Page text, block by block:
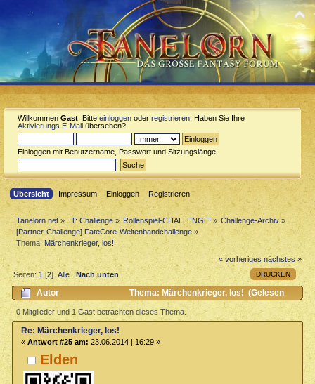
Willkommen Gast . Bitte einloggen oder registrieren . Haben Sie Ihre
Aktivierungs E-Mail übersehen?
Einloggen mit Benutzername, Passwort und Sitzungslänge
Übersicht Impressum Einloggen Registrieren
Tanelorn.net » :T: Challenge» Rollenspiel-CHALLENGE! » Challenge-Archiv »
[Partner-Challenge] FateCore-Weltenbandchallenge »
Thema:Märchenkrieger, los!
« vorheriges nächstes »
DRUCKEN
Seiten:1 [2]Alle Nach unten
Autor
Thema: Märchenkrieger, los! (Gelesen
14829 mal)
0 Mitglieder und 1 Gast betrachten dieses Thema.
Elden
Re: Märchenkrieger, los!
« Antwort #25 am: 23.06.2014 | 16:29 »